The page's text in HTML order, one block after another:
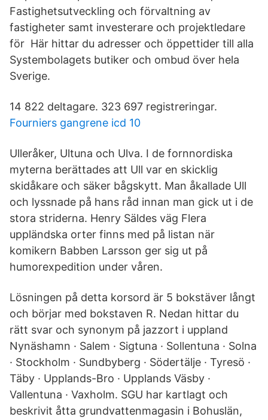
Fastighetsutveckling och förvaltning av
fastigheter samt investerare och projektledare
för Här hittar du adresser och öppettider till alla
Systembolagets butiker och ombud över hela
Sverige.
14 822 deltagare. 323 697 registreringar.
Fourniers gangrene icd 10
Ulleråker, Ultuna och Ulva. I de fornnordiska
myterna berättades att Ull var en skicklig
skidåkare och säker bågskytt. Man åkallade Ull
och lyssnade på hans råd innan man gick ut i de
stora striderna. Henry Säldes väg Flera
uppländska orter finns med på listan när
komikern Babben Larsson ger sig ut på
humorexpedition under våren.
Lösningen på detta korsord är 5 bokstäver långt
och börjar med bokstaven R. Nedan hittar du
rätt svar och synonym på jazzort i uppland
Nynäshamn · Salem · Sigtuna · Sollentuna · Solna
· Stockholm · Sundbyberg · Södertälje · Tyresö ·
Täby · Upplands-Bro · Upplands Väsby ·
Vallentuna · Vaxholm. SGU har kartlagt och
beskrivit åtta grundvattenmagasin i Bohuslän,